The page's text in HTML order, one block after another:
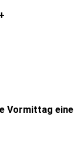
Vormittag eine